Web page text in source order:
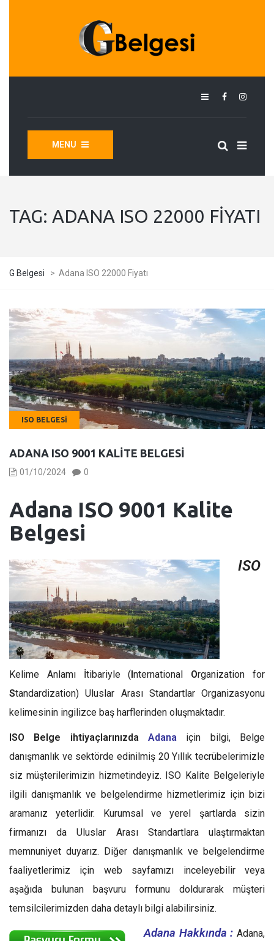
MENU
TAG: ADANA ISO 22000 FIYATI
G Belgesi > Adana ISO 22000 Fiyatı
ISO BELGESI
ADANA ISO 9001 KALITE BELGESI
01/10/2024 0
Adana ISO 9001 Kalite
Belgesi
ISO
Kelime Anlamı İtibariyle (International Organization for
Standardization) Uluslar Arası Standartlar Organizasyonu
kelimesinin ingilizce baş harflerinden oluşmaktadır.
ISO Belge ihtiyaçlarınızda Adana için bilgi, Belge
danışmanlık ve sektörde edinilmiş 20 Yıllık tecrübelerimizle
siz müşterilerimizin hizmetindeyiz. ISO Kalite Belgeleriyle
ilgili danışmanlık ve belgelendirme hizmetlerimiz için bizi
aramanız yeterlidir. Kurumsal ve yerel şartlarda sizin
firmanızı da Uluslar Arası Standartlara ulaştırmaktan
memnuniyet duyarız. Diğer danışmanlık ve belgelendirme
faaliyetlerimiz için web sayfamızı inceleyebilir veya
aşağıda bulunan başvuru formunu doldurarak müşteri
temsilcilerimizden daha detaylı bilgi alabilirsiniz.
Adana Hakkında : Adana,